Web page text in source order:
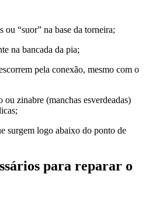
ou “suor” na base da torneira;
na bancada da pia;
pela conexão, mesmo com o
ou zinabre (manchas esverdeadas)
surgem logo abaixo do ponto de
para reparar o